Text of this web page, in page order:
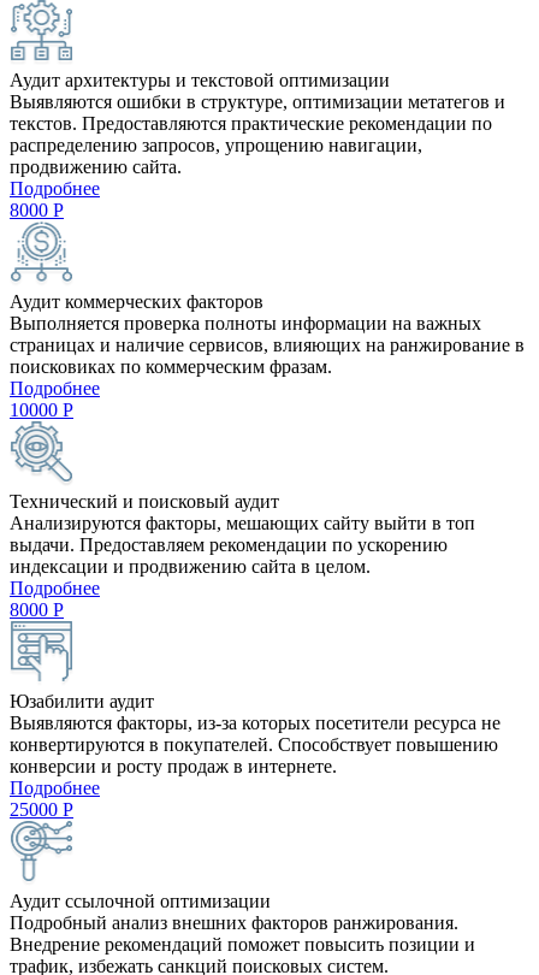
Аудит архитектуры и текстовой оптимизации
Выявляются ошибки в структуре, оптимизации метатегов и
текстов. Предоставляются практические рекомендации по
распределению запросов, упрощению навигации,
продвижению сайта.
Подробнее
8000 Р
Аудит коммерческих факторов
Выполняется проверка полноты информации на важных
страницах и наличие сервисов, влияющих на ранжирование в
поисковиках по коммерческим фразам.
Подробнее
10000 Р
Технический и поисковый аудит
Анализируются факторы, мешающих сайту выйти в топ
выдачи. Предоставляем рекомендации по ускорению
индексации и продвижению сайта в целом.
Подробнее
8000 Р
Юзабилити аудит
Выявляются факторы, из-за которых посетители ресурса не
конвертируются в покупателей. Способствует повышению
конверсии и росту продаж в интернете.
Подробнее
25000 Р
Аудит ссылочной оптимизации
Подробный анализ внешних факторов ранжирования.
Внедрение рекомендаций поможет повысить позиции и
трафик, избежать санкций поисковых систем.